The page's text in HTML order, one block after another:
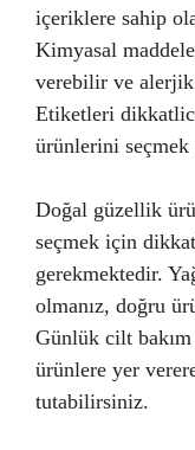
içeriklere sahip
Kimyasal
verebilir ve
Etiketleri
ürünlerini
Doğal güzellik
seçmek için
gerekmektedir.
olmanız, doğru
Günlük cilt
ürünlere yer
tutabilirsiniz.